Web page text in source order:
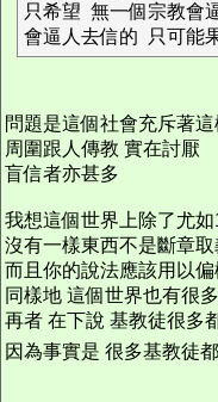
只希望 無一個宗教會
會逼人去信的 只可能
問題是這個社會充斥著這
周圍跟人傳教 實在討厭
盲信者亦甚多
我想這個世界上除了尤
沒有一樣東西不是斷章取
而且你的說法應該用以
同樣地 這個世界也有很
再者 在下說 基教徒很多
因為事實是 很多基教徒